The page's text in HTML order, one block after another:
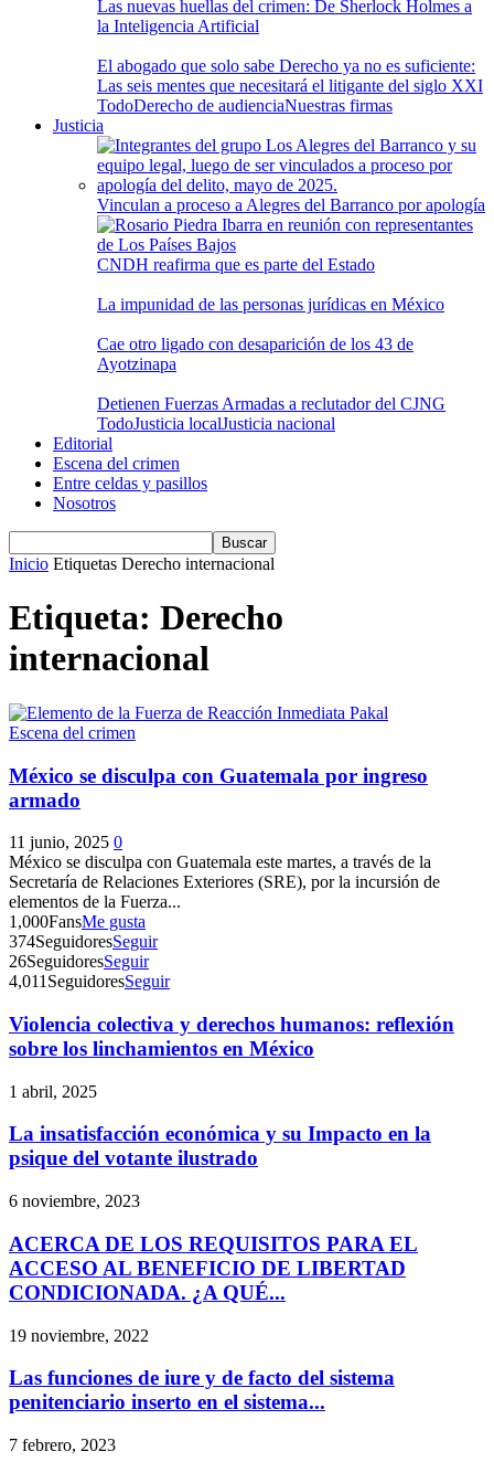
Las nuevas huellas del crimen: De Sherlock Holmes a
la Inteligencia Artificial
El abogado que solo sabe Derecho ya no es suficiente:
Las seis mentes que necesitará el litigante del siglo XXI
TodoDerecho de audienciaNuestras firmas
Justicia
Vinculan a proceso a Alegres del Barranco por apología
CNDH reafirma que es parte del Estado
La impunidad de las personas jurídicas en México
Cae otro ligado con desaparición de los 43 de
Ayotzinapa
Detienen Fuerzas Armadas a reclutador del CJNG
TodoJusticia localJusticia nacional
Editorial
Escena del crimen
Entre celdas y pasillos
Nosotros
Inicio Etiquetas Derecho internacional
Etiqueta: Derecho
internacional
Escena del crimen
México se disculpa con Guatemala por ingreso
armado
11 junio, 2025 0
México se disculpa con Guatemala este martes, a través de la
Secretaría de Relaciones Exteriores (SRE), por la incursión de
elementos de la Fuerza...
1,000FansMe gusta
374SeguidoresSeguir
26SeguidoresSeguir
4,011 SeguidoresSeguir
Violencia colectiva y derechos humanos: reflexión
sobre los linchamientos en México
1 abril, 2025
La insatisfacción económica y su Impacto en la
psique del votante ilustrado
6 noviembre, 2023
ACERCA DE LOS REQUISITOS PARA EL
ACCESO AL BENEFICIO DE LIBERTAD
CONDICIONADA. ¿A QUÉ...
19 noviembre, 2022
Las funciones de iure y de facto del sistema
penitenciario inserto en el sistema...
7 febrero, 2023